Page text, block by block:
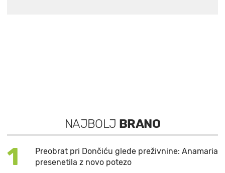
NAJBOLJ BRANO
1
Preobrat pri Dončiću glede preživnine: Anamaria
presenetila z novo potezo